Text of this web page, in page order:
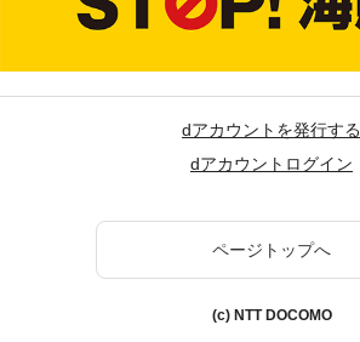
dアカウントを発行する
dアカウントログイン
ページトップへ
(c) NTT DOCOMO